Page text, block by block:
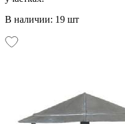
В наличии: 19 шт